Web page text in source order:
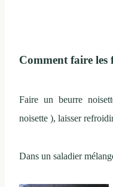
Comment faire les
Faire un beurre
noisette ), laisser
Dans un saladier